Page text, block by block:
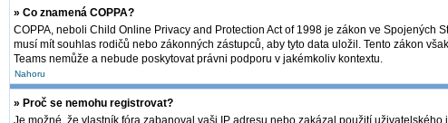
» Co znamená COPPA?
COPPA, neboli Child Online Privacy and Protection Act of 1998 je zákon ve
musí mít souhlas rodičů nebo zákonných zástupců, aby tyto data uložil. Tento zákon
Teams nemůže a nebude poskytovat právni podporu v jakémkoliv kontextu.
Nahoru
» Proč se nemohu registrovat?
Je možné, že vlastník fóra zabanoval vaši IP adresu nebo zakázal použití